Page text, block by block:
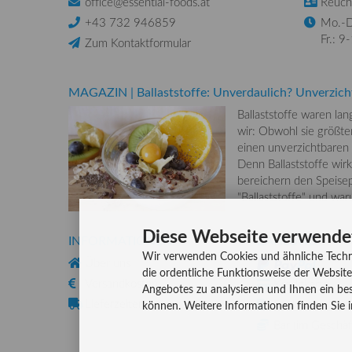
+43 732 946859
Zum Kontaktformular
Mo.-
Fr.:
MAGAZIN | Ballaststoffe: Unverdaulich?
Ballaststoffe waren
wir: Obwohl sie
einen
Denn Ballaststoffe
bereichern den
"Ballaststoffe" und
INFORMATIONEN
Versandkosten
Lieferzeiten
ZAHLUNG
Kreditkarte
Rechnung,
Diese Webseite
Wir verwenden Cookies und ähnliche
die ordentliche Funktionsweise der
Angebotes zu analysieren und Ihnen ein
können. Weitere Informationen finden Sie